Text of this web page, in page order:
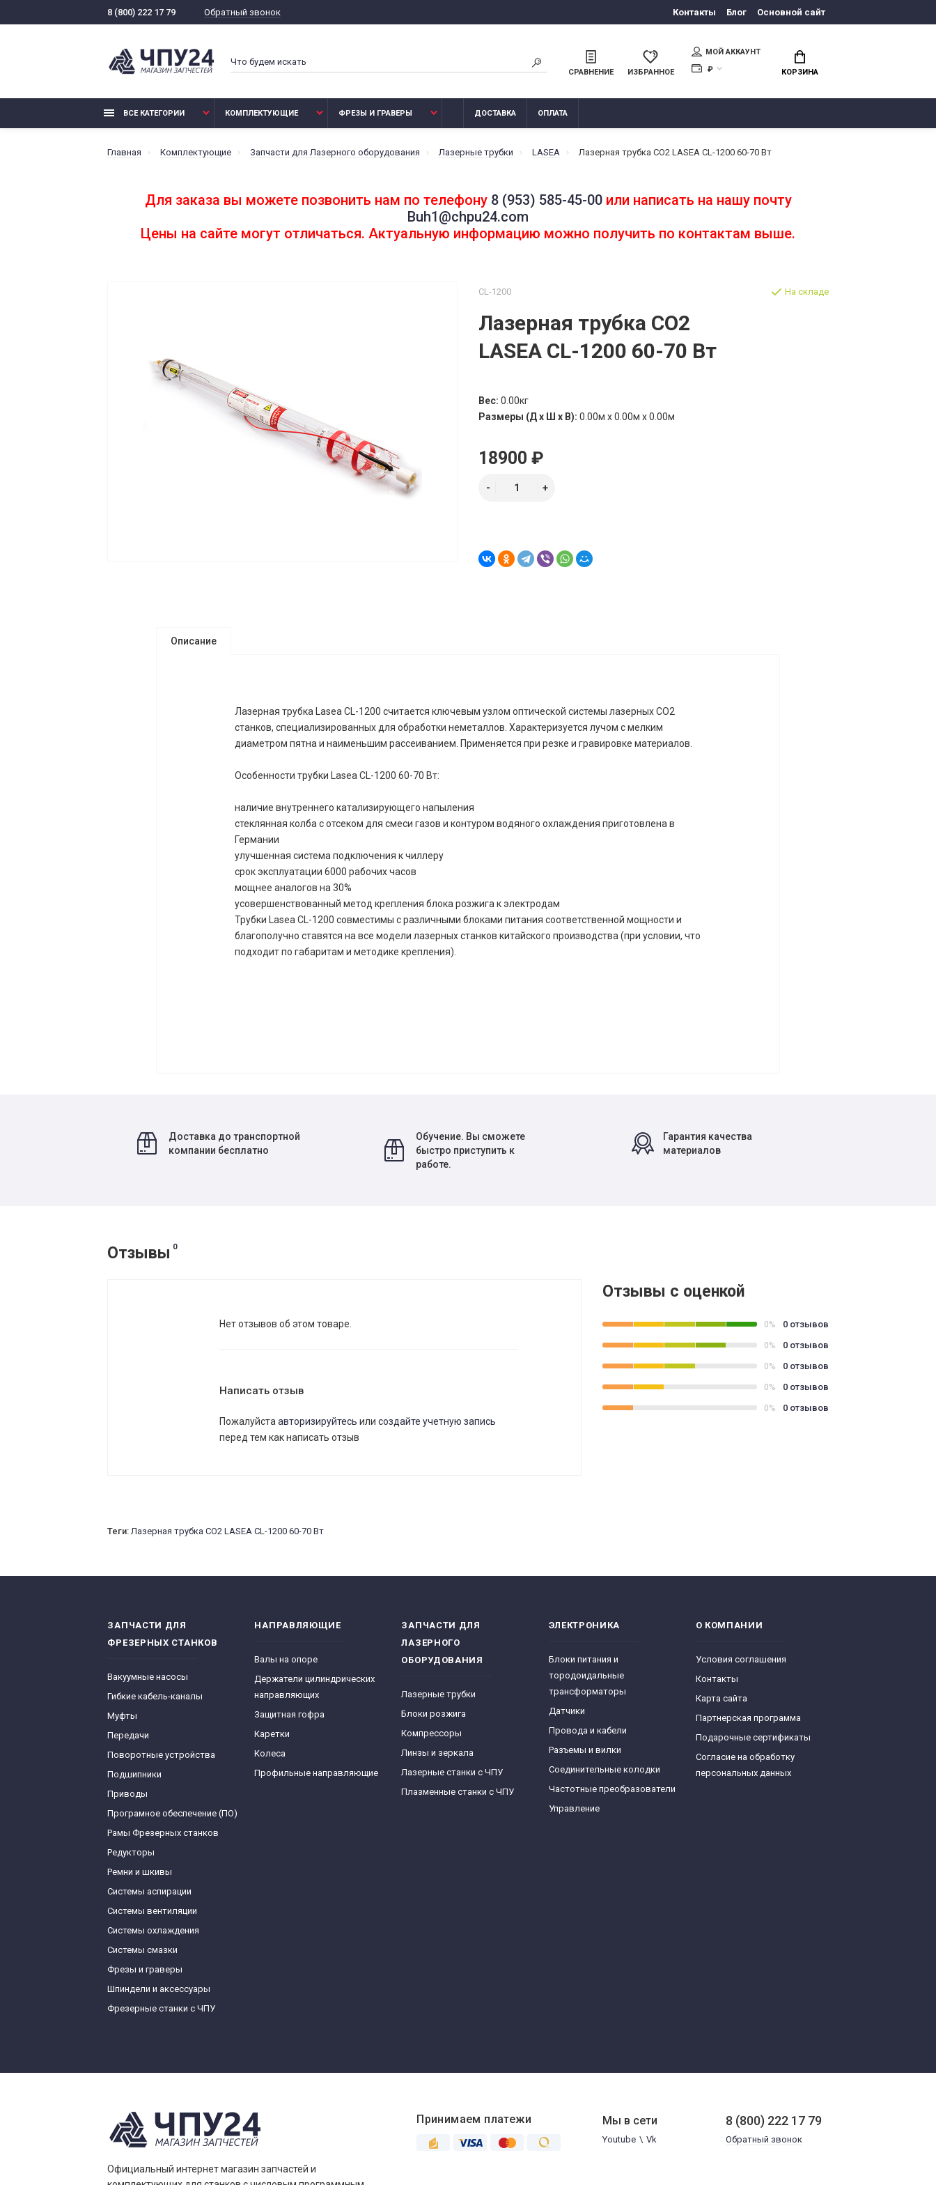
8 (800) 222 17 79 Обратный звонок Контакты Блог Основной сайт
СРАВНЕНИЕ ИЗБРАННОЕ
МОЙ АККАУНТ
₽
КОРЗИНА
ВСЕ КАТЕГОРИИ КОМПЛЕКТУЮЩИЕ ФРЕЗЫ И ГРАВЕРЫ ДОСТАВКА ОПЛАТА
Главная Комплектующие Запчасти для Лазерного оборудования Лазерные трубки LASEA Лазерная трубка CO2 LASEA CL-1200 60-70 Вт
Для заказа вы можете позвонить нам по телефону 8 (953) 585-45-00или написать на нашу почту
Buh1@chpu24.com
Цены на сайте могут отличаться. Актуальную информацию можно получить по контактам выше.
CL-1200
Лазерная трубка CO2
LASEA CL-1200 60-70 Вт
На складе
Вес: 0.00кг
Размеры (Д х Ш х В): 0.00м x 0.00м x 0.00м
18900 ₽
Описание
Лазерная трубка Lasea CL-1200 считается ключевым узлом оптической системы лазерных CO2
станков, специализированных для обработки неметаллов. Характеризуется лучом с мелким
диаметром пятна и наименьшим рассеиванием. Применяется при резке и гравировке материалов.
Особенности трубки Lasea CL-1200 60-70 Вт:
наличие внутреннего катализирующего напыления
стеклянная колба с отсеком для смеси газов и контуром водяного охлаждения приготовлена в
Германии
улучшенная система подключения к чиллеру
срок эксплуатации 6000 рабочих часов
мощнее аналогов на 30%
усовершенствованный метод крепления блока розжига к электродам
Трубки Lasea CL-1200 совместимы с различными блоками питания соответственной мощности и
благополучно ставятся на все модели лазерных станков китайского производства (при условии, что
подходит по габаритам и методике крепления).
Доставка до транспортной
компании бесплатно
Обучение. Вы сможете
быстро приступить к
работе.
Гарантия качества
материалов
Отзывы 0
Нет отзывов об этом товаре.
Написать отзыв
Пожалуйстаавторизируйтесь илисоздайте учетную запись
перед тем как написать отзыв
Отзывы с оценкой
0% 0 отзывов
0% 0 отзывов
0% 0 отзывов
0% 0 отзывов
0% 0 отзывов
Теги:Лазерная трубка CO2 LASEA CL-1200 60-70 Вт
ЗАПЧАСТИ ДЛЯ
ФРЕЗЕРНЫХ СТАНКОВ
Вакуумные насосы
Гибкие кабель-каналы
Муфты
Передачи
Поворотные устройства
Подшипники
Приводы
Програмное обеспечение (ПО)
Рамы Фрезерных станков
Редукторы
Ремни и шкивы
Системы аспирации
Системы вентиляции
Системы охлаждения
Системы смазки
Фрезы и граверы
Шпиндели и аксессуары
Фрезерные станки с ЧПУ
НАПРАВЛЯЮЩИЕ
Валы на опоре
Держатели цилиндрических
направляющих
Защитная гофра
Каретки
Колеса
Профильные направляющие
ЗАПЧАСТИ ДЛЯ
ЛАЗЕРНОГО
ОБОРУДОВАНИЯ
Лазерные трубки
Блоки розжига
Компрессоры
Линзы и зеркала
Лазерные станки с ЧПУ
Плазменные станки с ЧПУ
ЭЛЕКТРОНИКА
Блоки питания и
тородоидальные
трансформаторы
Датчики
Провода и кабели
Разъемы и вилки
Соединительные колодки
Частотные преобразователи
Управление
О КОМПАНИИ
Условия соглашения
Контакты
Карта сайта
Партнерская программа
Подарочные сертификаты
Согласие на обработку
персональных данных
Официальный интернет магазин запчастей и
8 (800) 222 17 79
Обратный звонок
Мы в сети
Youtube \ Vk
Принимаем платежи